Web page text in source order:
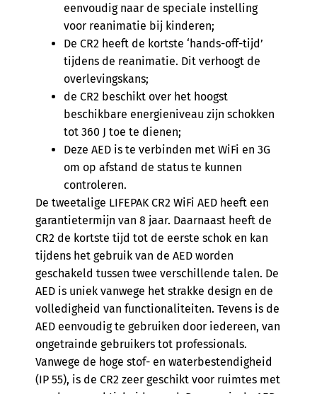
eenvoudig naar de speciale instelling
voor reanimatie bij kinderen;
De CR2 heeft de kortste ‘hands-off-tijd’
tijdens de reanimatie. Dit verhoogt de
overlevingskans;
de CR2 beschikt over het hoogst
beschikbare energieniveau zijn schokken
tot 360 J toe te dienen;
Deze AED is te verbinden met WiFi en 3G
om op afstand de status te kunnen
controleren.
De tweetalige LIFEPAK CR2 WiFi AED heeft een
garantietermijn van 8 jaar. Daarnaast heeft de
CR2 de kortste tijd tot de eerste schok en kan
tijdens het gebruik van de AED worden
geschakeld tussen twee verschillende talen. De
AED is uniek vanwege het strakke design en de
volledigheid van functionaliteiten. Tevens is de
AED eenvoudig te gebruiken door iedereen, van
ongetrainde gebruikers tot professionals.
Vanwege de hoge stof- en waterbestendigheid
(IP 55), is de CR2 zeer geschikt voor ruimtes met